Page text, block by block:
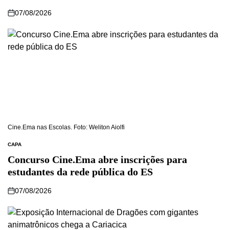
07/08/2026
Cine.Ema nas Escolas. Foto: Weliton Aiolfi
CAPA
Concurso Cine.Ema abre inscrições para
estudantes da rede pública do ES
07/08/2026